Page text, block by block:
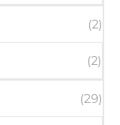
(2)
(2)
(29)